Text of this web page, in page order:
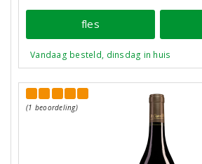
fles
Vandaag besteld, dinsdag in huis
(1 beoordeling)